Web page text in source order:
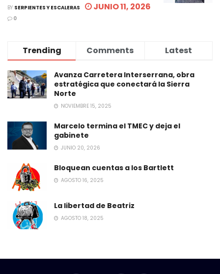
BY SERPIENTES Y ESCALERAS JUNIO 11, 2026
0
Trending Comments Latest
Avanza Carretera Interserrana, obra
estratégica que conectará la Sierra
Norte
NOVIEMBRE 15, 2025
Marcelo termina el TMEC y deja el
gabinete
JUNIO 20, 2026
Bloquean cuentas a los Bartlett
AGOSTO 16, 2025
La libertad de Beatriz
AGOSTO 18, 2025